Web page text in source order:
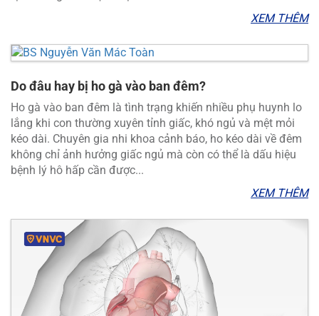
XEM THÊM
Do đâu hay bị ho gà vào ban đêm?
Ho gà vào ban đêm là tình trạng khiến nhiều phụ huynh lo
lắng khi con thường xuyên tỉnh giấc, khó ngủ và mệt mỏi
kéo dài. Chuyên gia nhi khoa cảnh báo, ho kéo dài về đêm
không chỉ ảnh hưởng giấc ngủ mà còn có thể là dấu hiệu
bệnh lý hô hấp cần được...
XEM THÊM